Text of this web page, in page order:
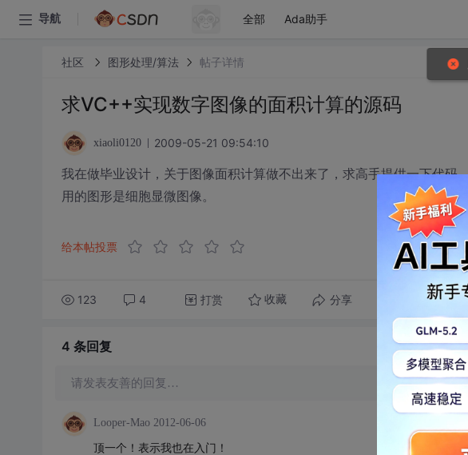
导航 全部 Ada助手
社区 图形处理/算法 帖子详情
求VC++实现数字图像的面积计算的源码
xiaoli0120 2009-05-21 09:54:10
我在做毕业设计，关于图像面积计算做不出来了，求高手提供一下代码
用的图形是细胞显微图像。
给本帖投票
123 4 打赏 收藏 分享 转发到动态
4 条回复
请发表友善的回复…
Looper-Mao 2012-06-06
顶一个！表示我也在入门！